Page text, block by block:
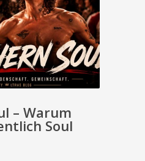
– Warum
Soul